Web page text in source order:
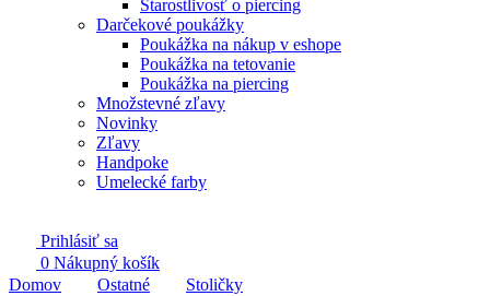
Starostlivosť o piercing
Darčekové poukážky
Poukážka na nákup v eshope
Poukážka na tetovanie
Poukážka na piercing
Množstevné zľavy
Novinky
Zľavy
Handpoke
Umelecké farby
Prihlásiť sa
0 Nákupný košík
Domov
Ostatné Stoličky